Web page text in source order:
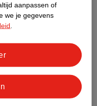
Volg deze tips en
de winter:
dag
aanpassen of
we je gegevens